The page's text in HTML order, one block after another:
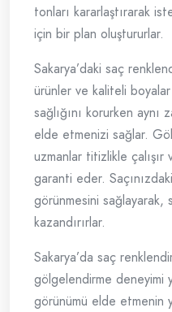
tonları kararlaştırarak
için bir plan oluştururlar.
Sakarya’daki saç
ürünler ve kaliteli boyalar
sağlığını korurken
elde etmenizi sağlar.
uzmanlar titizlikle
garanti eder.
görünmesini
kazandırırlar.
Sakarya’da saç
gölgelendirme deneyimi
görünümü elde etmenin